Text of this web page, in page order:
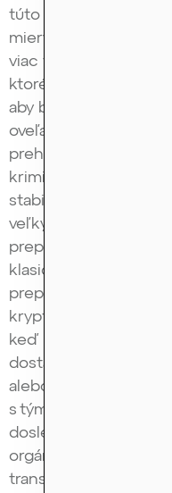
túto funkciu veľmi
miery áno, ale je to
viac technickej
ktoré dokážu viac
aby boli ťažko
oveľa ťažšie. Plus to
prehnať cez krypto a
kriminálnikov vyššie
stabilnej mene, ako je
veľký problém, aj keď
preperú, dostať ich
klasická mena sa
preprať cez bitcoin
krypto coiny,
keď sa k tomu
dostať do nejakej
alebo niečoho
s tým kryptom robiť
dosledovateľné. A
orgány sú na to veľmi
transakcie sledujú.